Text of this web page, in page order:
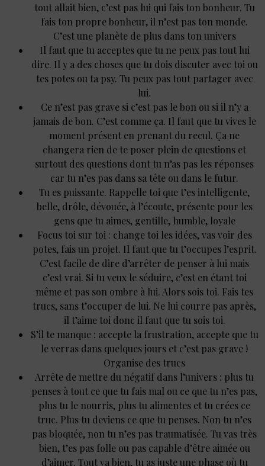
tout allait bien, c’est pas lui qui fais ton bonheur. Tu
fais ton propre bonheur, il n’est pas ton monde.
C’est une planète de plus dans ton univers
Il faut que tu acceptes que tu ne peux pas tout lui
dire. Il y a des choses que tu dois discuter avec toi ou
tes potes ou ta psy. Tu peux pas tout partager avec
lui.
Ce n’est pas grave si c’est pas le bon ou si il n’y a
jamais de bon. C’est comme ça. Il faut que tu vives le
moment présent en prenant du recul. Ça ne
changera rien de te poser plein de questions et
surtout des questions dont tu n’as pas les réponses
car tu n’es pas dans sa tête ou dans le futur.
Tu es puissante. Rappelle toi que t’es intelligente,
belle, drôle, dévouée, à l’écoute, présente pour les
gens que tu aimes, gentille, humble, loyale
Focus toi sur toi : change toi les idées, vas voir des
potes, fais un projet. Il faut que tu t’occupes l’esprit.
C’est facile de dire d’arrêter de penser à lui mais
c’est vrai. Si tu veux le séduire, c’est en étant toi
même et pas son ombre à lui. Alors sois toi. Fais tes
trucs, sans t’occuper de lui. Ne lui courre pas après,
il t’aime toi donc il faut que tu sois toi.
S’il te manque : accepte la frustration, accepte que tu
le verras dans quelques jours et c’est pas grave !
Organise des trucs
Arrête de mettre du négatif dans l’univers : plus tu
penses à tout ce que tu fais mal ou ce que tu n’es pas,
plus tu le nourris, plus tu alimentes et tu crées ce
truc. Plus tu deviens ce que tu penses. Non tu n’es
pas bloquée, non tu n’es pas traumatisée. Tu vas très
bien, t’es pas folle ou pas capable d’être aimée ou
d’aimer. Tout va bien, tu as juste une phase où tu